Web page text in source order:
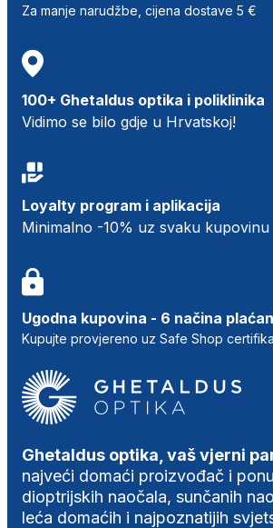
Za manje narudžbe, cijena dostave 5 €
100+ Ghetaldus optika i poliklinika
Vidimo se bilo gdje u Hrvatskoj!
Loyalty program i aplikacija
Minimalno -10% uz svaku kupovinu
Ugodna kupovina - 6 načina
Kupujte provjereno uz Safe Shop
Ghetaldus optika, vaš vjerni
najveći domaći proizvođač i
dioptrijskih naočala, sunčanih
leća domaćih i najpoznatijih